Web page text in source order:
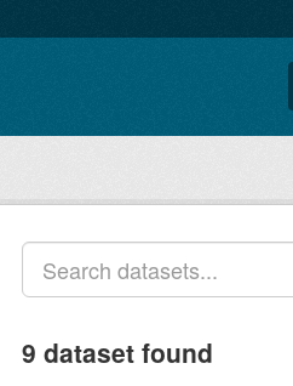
9 dataset found